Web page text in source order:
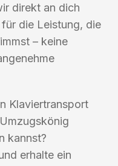
direkt an dich
die Leistung, die
– keine
Klaviertransport
kannst?
erhalte ein